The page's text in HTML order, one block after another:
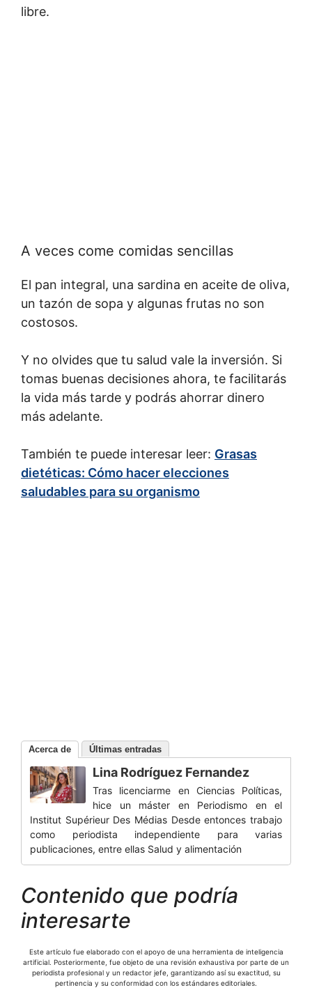
libre.
A veces come comidas sencillas
El pan integral, una sardina en aceite de oliva,
un tazón de sopa y algunas frutas no son
costosos.
Y no olvides que tu salud vale la inversión. Si
tomas buenas decisiones ahora, te facilitarás
la vida más tarde y podrás ahorrar dinero
más adelante.
También te puede interesar leer: Grasas
dietéticas: Cómo hacer elecciones
saludables para su organismo
Acerca de Últimas entradas
Lina Rodríguez Fernandez
Tras licenciarme en Ciencias Políticas,
hice un máster en Periodismo en el
Institut Supérieur Des Médias Desde entonces trabajo
como periodista independiente para varias
publicaciones, entre ellas Salud y alimentación
Contenido que podría
interesarte
Este artículo fue elaborado con el apoyo de una herramienta de inteligencia
artificial. Posteriormente, fue objeto de una revisión exhaustiva por parte de un
periodista profesional y un redactor jefe, garantizando así su exactitud, su
pertinencia y su conformidad con los estándares editoriales.